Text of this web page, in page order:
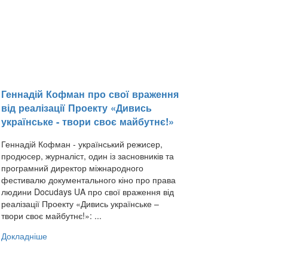
Геннадій Кофман про свої враження
від реалізації Проекту «Дивись
українське - твори своє майбутнє!»
Геннадій Кофман - український режисер,
продюсер, журналіст, один із засновників та
програмний директор міжнародного
фестивалю документального кіно про права
людини Docudays UA про свої враження від
реалізації Проекту «Дивись українське –
твори своє майбутнє!»: ...
Докладніше